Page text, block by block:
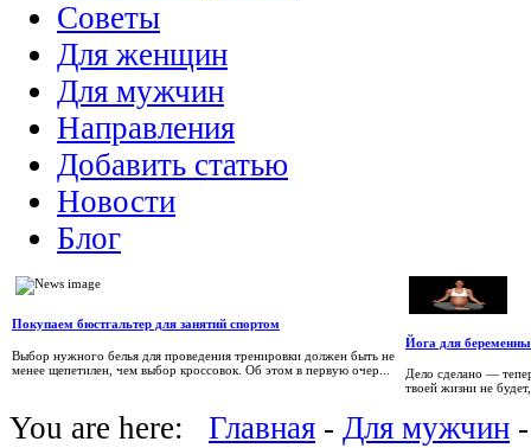
Советы
Для женщин
Для мужчин
Направления
Добавить статью
Новости
Блог
Покупаем бюстгальтер для занятий спортом
Выбор нужного белья для проведения тренировки должен быть не
менее щепетилен, чем выбор кроссовок. Об этом в первую очер...
Йога для
Дело сделано —
твоей жизни не
You are here: Главная - Для мужчин